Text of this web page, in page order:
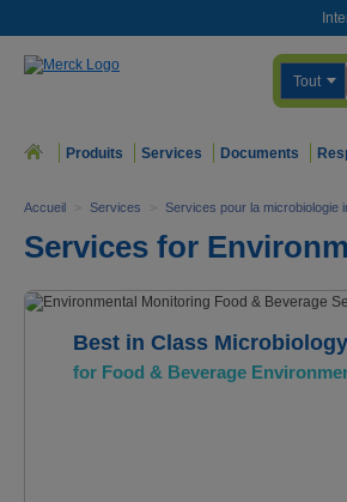
Tout
Produits Services Documents
Accueil > Services > Services pour la microbiologie
Services for
Best in Class
for Food & Beverage